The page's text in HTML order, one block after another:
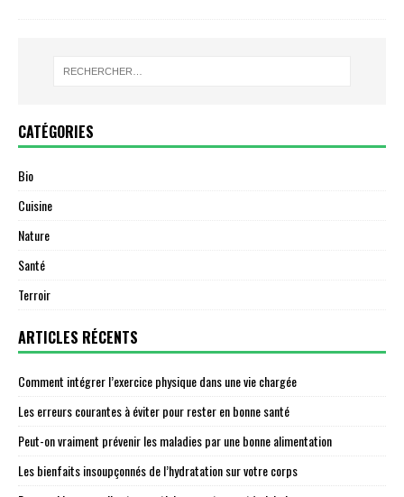
CATÉGORIES
Bio
Cuisine
Nature
Santé
Terroir
ARTICLES RÉCENTS
Comment intégrer l’exercice physique dans une vie chargée
Les erreurs courantes à éviter pour rester en bonne santé
Peut-on vraiment prévenir les maladies par une bonne alimentation
Les bienfaits insoupçonnés de l’hydratation sur votre corps